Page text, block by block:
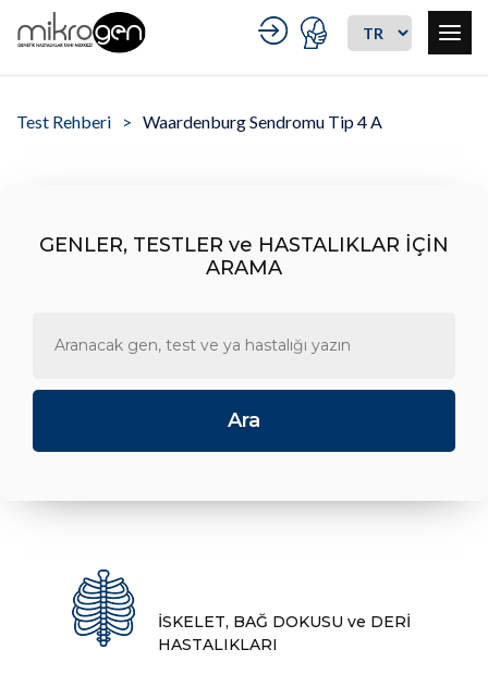
Test Rehberi Waardenburg Sendromu Tip 4 A
GENLER, TESTLER ve HASTALIKLAR İÇİN
ARAMA
İSKELET, BAĞ DOKUSU ve DERİ
HASTALIKLARI